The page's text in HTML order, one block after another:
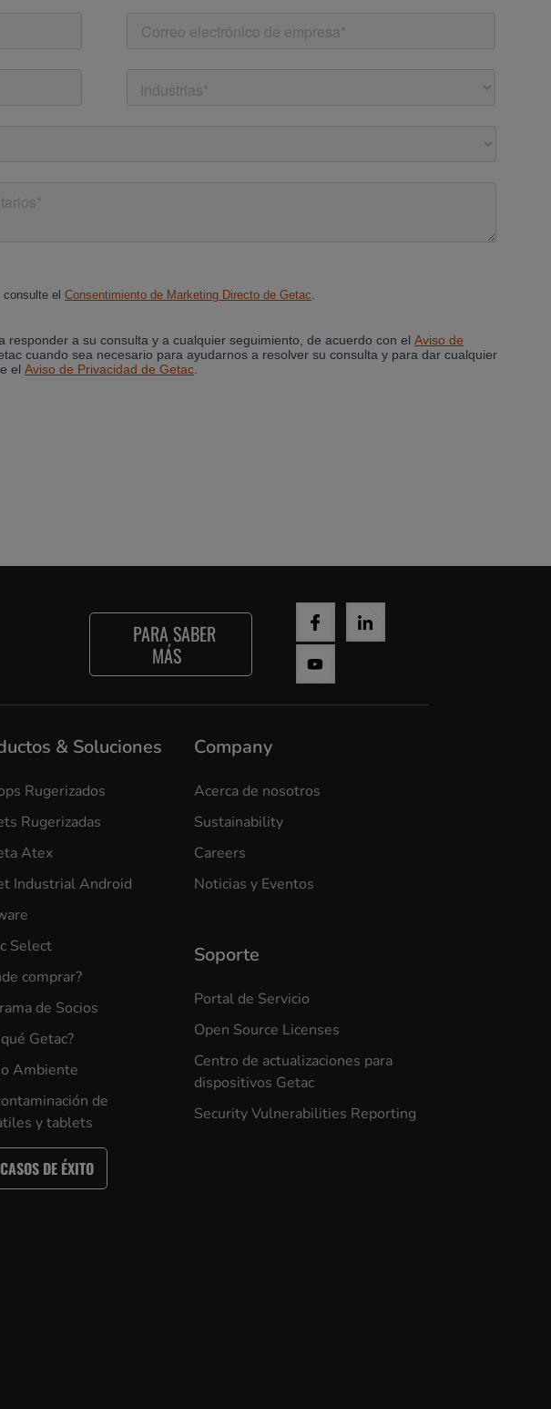
PARA SABER
MÁS
& Soluciones
Rugerizados
Rugerizadas
Atex
Industrial Android
Select
comprar?
de Socios
Getac?
Ambiente
de
y tablets
CASOS DE ÉXITO
Company
Acerca de nosotros
Sustainability
Careers
Noticias y Eventos
Soporte
Portal de Servicio
Open Source Licenses
Centro de actualizaciones para
dispositivos Getac
Security Vulnerabilities Reporting